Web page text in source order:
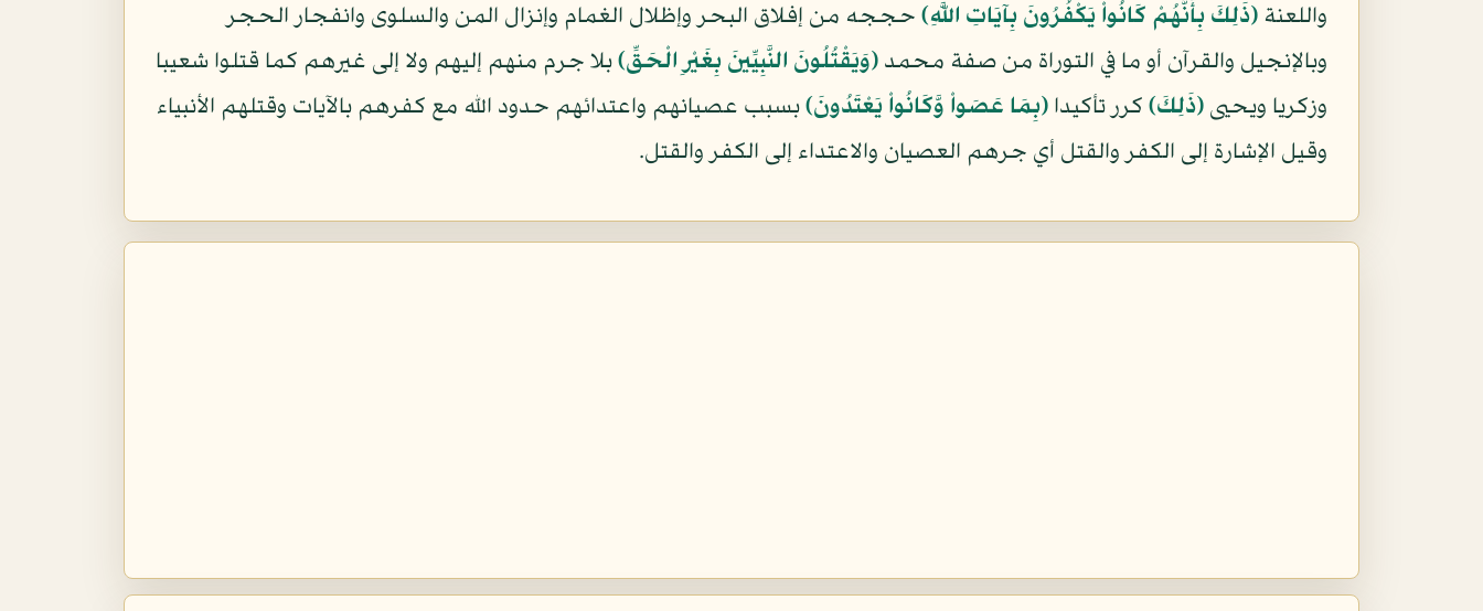
واللعنة ﴿ذَلِكَ بِأَنَّهُمْ كَانُواْ يَكْفُرُونَ بِآيَاتِ اللَّهِ﴾ حججه من إفلاق البحر وإظلال الغمام وإنزال المن والسلوى وانفجار الحجر
وبالإنجيل والقرآن أو ما في التوراة من صفة محمد ﴿وَيَقْتُلُونَ النَّبِيِّينَ بِغَيْرِ الْحَقِّ﴾بلا جرم منهم إليهم ولا إلى غيرهم كما قتلوا شعيبا
وزكريا ويحيى ﴿ذَلِكَ﴾ كرر تأكيدا ﴿بِمَا عَصَواْ وَّكَانُواْ يَعْتَدُونَ﴾بسبب عصيانهم واعتدائهم حدود الله مع كفرهم بالآيات وقتلهم الأنبياء
وقيل الإشارة إلى الكفر والقتل أي جرهم العصيان والاعتداء إلى الكفر والقتل.